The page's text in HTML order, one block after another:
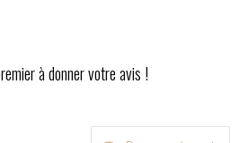
à donner votre avis !